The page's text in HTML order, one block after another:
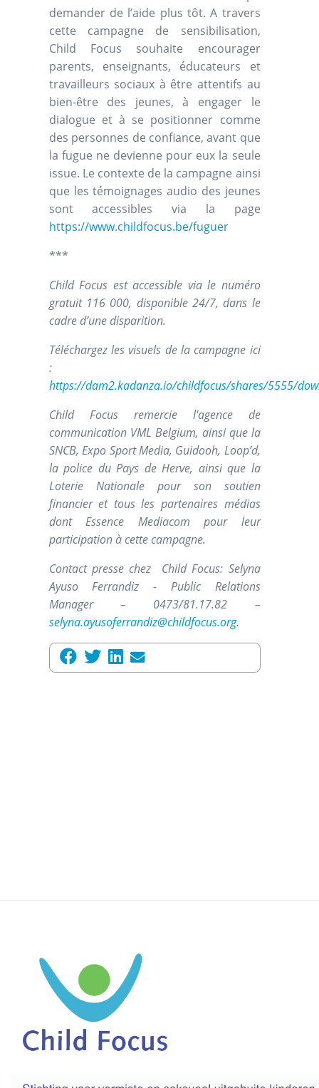
demander de l’aide plus tôt. A travers
cette campagne de sensibilisation,
Child Focus souhaite encourager
parents, enseignants, éducateurs et
travailleurs sociaux à être attentifs au
bien-être des jeunes, à engager le
dialogue et à se positionner comme
des personnes de confiance, avant que
la fugue ne devienne pour eux la seule
issue. Le contexte de la campagne ainsi
que les témoignages audio des jeunes
sont accessibles via la page
https://www.childfocus.be/fuguer
***
Child Focus est accessible via le numéro
gratuit 116 000, disponible 24/7, dans le
cadre d’une disparition.
Téléchargez les visuels de la campagne ici
:
https://dam2.kadanza.io/childfocus/shares/5555/
Child Focus remercie l'agence de
communication VML Belgium, ainsi que la
SNCB, Expo Sport Media, Guidooh, Loop’d,
la police du Pays de Herve, ainsi que la
Loterie Nationale pour son soutien
financier et tous les partenaires médias
dont Essence Mediacom pour leur
participation à cette campagne.
Contact presse chez Child Focus: Selyna
Ayuso Ferrandiz - Public Relations
Manager – 0473/81.17.82 –
selyna.ayusoferrandiz@childfocus.org.